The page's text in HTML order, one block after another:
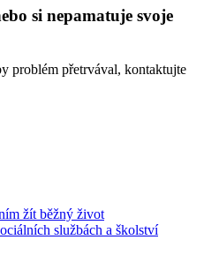
si nepamatuje svoje
problém přetrvával, kontaktujte
žít běžný život
službách a školství